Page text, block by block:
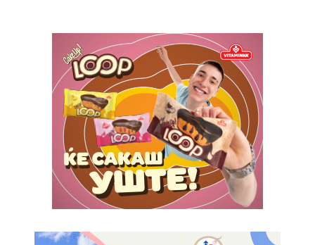
ИЗБЕРЕТЕ ПЛАН
Full member access:
Etiam est nibh, lobortis sit
Praesent euismod ac
Ut mollis pellentesque tortor
Nullam eu erat condimentum
Donec quis est ac felis